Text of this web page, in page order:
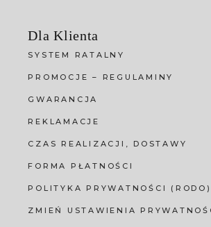
Dla Klienta
SYSTEM RATALNY
PROMOCJE – REGULAMINY
GWARANCJA
REKLAMACJE
CZAS REALIZACJI, DOSTAWY
FORMA PŁATNOŚCI
POLITYKA PRYWATNOŚCI (RODO)
ZMIEŃ USTAWIENIA